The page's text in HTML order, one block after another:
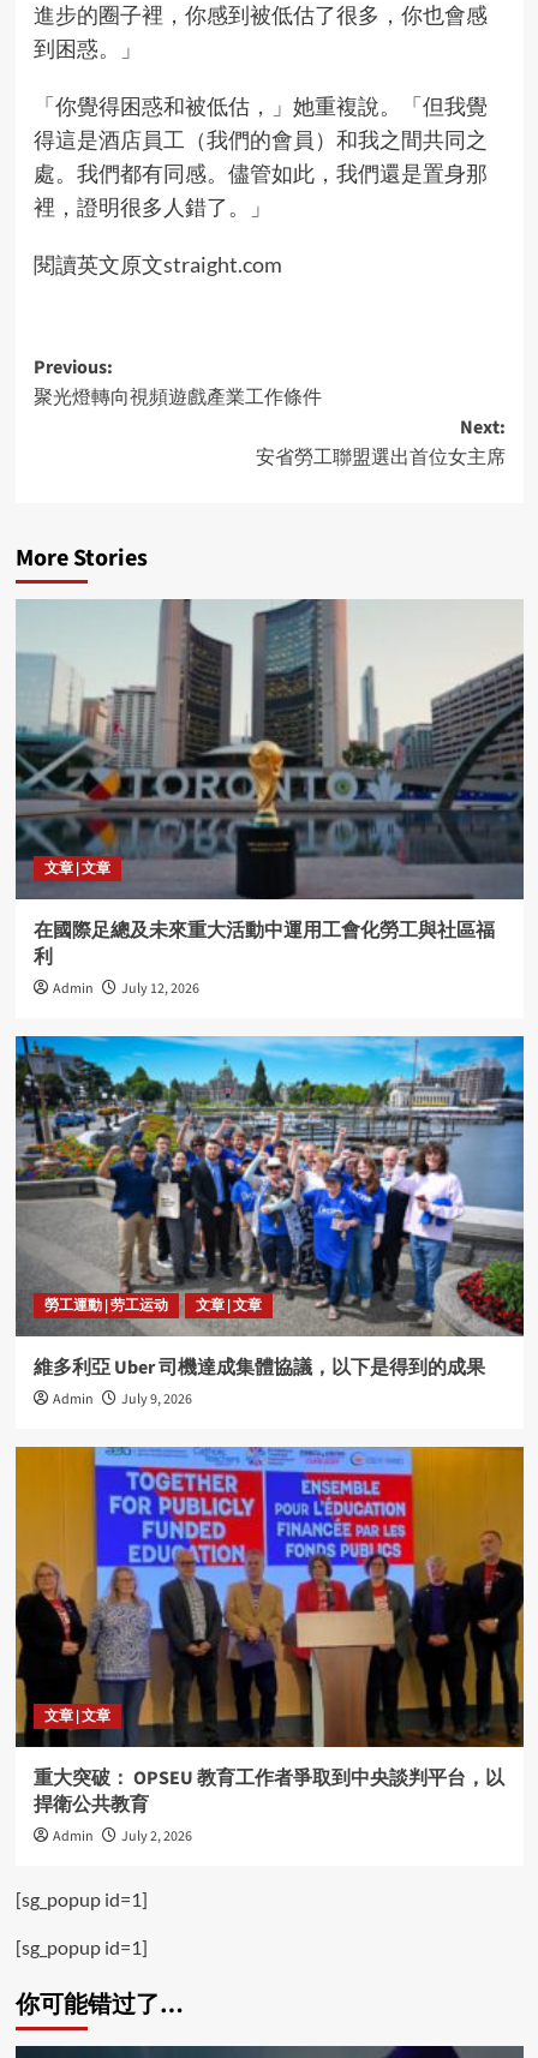
進步的圈子裡，你感到被低估了很多，你也會感
到困惑。」
「你覺得困惑和被低估，」她重複說。「但我覺
得這是酒店員工（我們的會員）和我之間共同之
處。我們都有同感。儘管如此，我們還是置身那
裡，證明很多人錯了。」
閱讀英文原文straight.com
Post
navigation
Previous:
聚光燈轉向視頻遊戲產業工作條件
Next:
安省勞工聯盟選出首位女主席
More Stories
文章 | 文章
在國際足總及未來重大活動中運用工會化勞工與社區福
利
Admin July 12, 2026
勞工運動 | 劳工运动 文章 | 文章
維多利亞 Uber 司機達成集體協議，以下是得到的成果
Admin July 9, 2026
文章 | 文章
重大突破： OPSEU 教育工作者爭取到中央談判平台，以
捍衛公共教育
Admin July 2, 2026
[sg_popup id=1]
[sg_popup id=1]
你可能错过了…